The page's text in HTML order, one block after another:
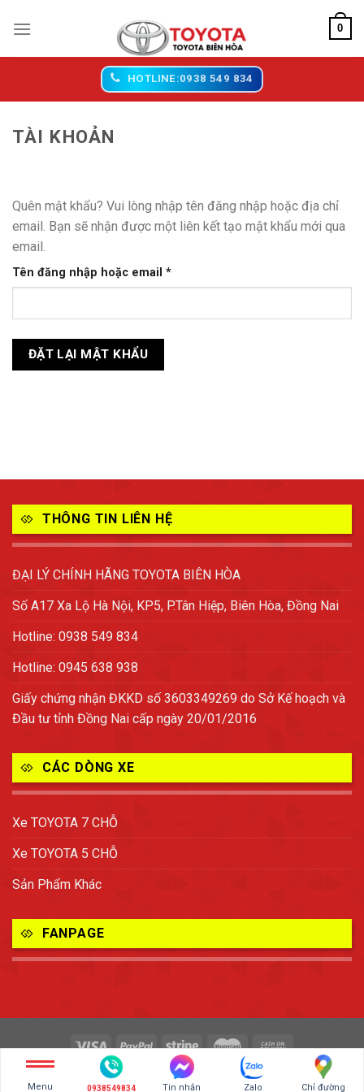
đến
0
HOTLINE:0938 549 834
TÀI KHOẢN
Quên mật khẩu? Vui lòng nhập tên đăng nhập hoặc địa chỉ
email. Bạn sẽ nhận được một liên kết tạo mật khẩu mới qua
email.
Tên đăng nhập hoặc email *Bắt
buộc
ĐẶT LẠI MẬT KHẨU
THÔNG TIN LIÊN HỆ
ĐẠI LÝ CHÍNH HÃNG TOYOTA BIÊN HÒA
Số A17 Xa Lộ Hà Nội, KP5, P.Tân Hiệp, Biên Hòa, Đồng Nai
Hotline: 0938 549 834
Hotline: 0945 638 938
Giấy chứng nhận ĐKKD số 3603349269 do Sở Kế hoạch và
Đầu tư tỉnh Đồng Nai cấp ngày 20/01/2016
CÁC DÒNG XE
Xe TOYOTA 7 CHỖ
Xe TOYOTA 5 CHỖ
Sản Phẩm Khác
FANPAGE
Copyright 2026 © TOYOTA BIÊN HÒA - ĐỒNG NAI
Menu 0938549834 Tin nhắn Zalo Chỉ đường